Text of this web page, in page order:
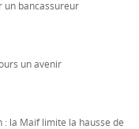
un bancassureur
un avenir
la Maif limite la hausse de